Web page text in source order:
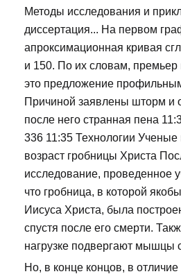
Методы исследования и
диссертация... На первом
апроксимационная кривая
и 150. По их словам, премьер
это предложение
Причиной заявлены шторм и
после него странная пена
336 11:35 Технологии Ученые
возраст гробницы Христа
исследование, проведенное
что гробница, в которой
Иисуса Христа, была
спустя после его смерти.
нагрузке подвергают мышцы
Но, в конце концов, в